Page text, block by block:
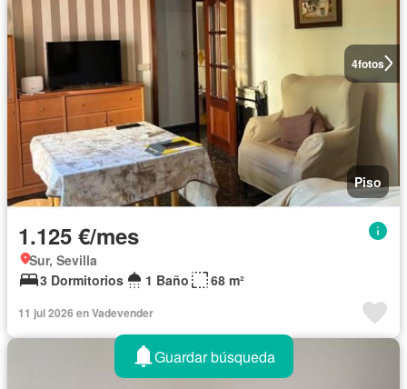
4fotos
Piso
1.125 €/mes
Sur, Sevilla
3 Dormitorios
1 Baño 68 m²
11 jul 2026 en Vadevender
Guardar búsqueda